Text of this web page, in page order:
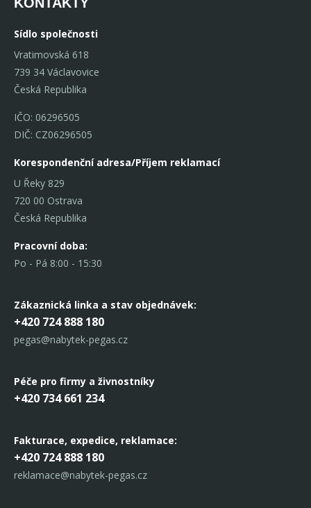
Sídlo společnosti
Vratimovská 618
739 34 Václavovice
Česká Republika
IČO: 06296505
DIČ: CZ06296505
Korespondenční adresa/Příjem reklamací
U Řeky 829
720 00 Ostrava
Česká Republika
Pracovní doba:
Po - Pá 8:00 - 15:30
Zákaznická linka a stav objednávek:
+420 724 888 180
pegas@nabytek-pegas.cz
Péče pro firmy a živnostníky
+420 734 661 234
Fakturace, expedice, reklamace:
+420 724 888 180
reklamace@nabytek-pegas.cz